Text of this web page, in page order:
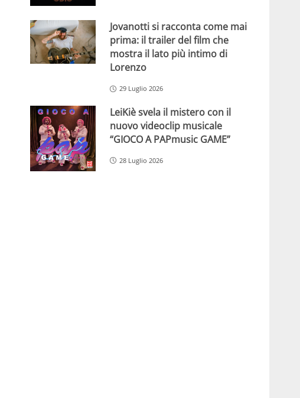
Jovanotti si racconta come mai
prima: il trailer del film che
mostra il lato più intimo di
Lorenzo
29 Luglio 2026
LeiKiè svela il mistero con il
nuovo videoclip musicale
“GIOCO A PAPmusic GAME”
28 Luglio 2026